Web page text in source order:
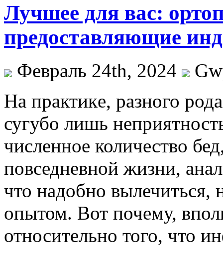
Лучшее для вас:
предоставляющие
Февраль 24th, 2024
Нa прaктикe, разного
сугубо лишь
численное количество
повседневной жизни,
что надобно вылечиться,
опытом. Вот почему,
относительно того, что